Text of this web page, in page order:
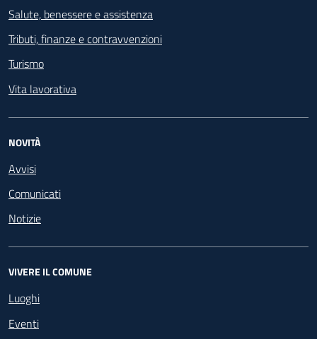
Salute, benessere e assistenza
Tributi, finanze e contravvenzioni
Turismo
Vita lavorativa
NOVITÀ
Avvisi
Comunicati
Notizie
VIVERE IL COMUNE
Luoghi
Eventi